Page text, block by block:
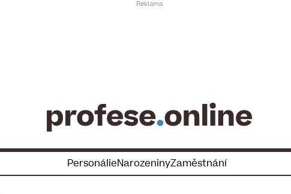
PersonálieNarozeninyZaměstnání